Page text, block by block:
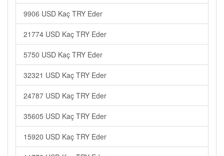
9906 USD Kaç TRY Eder
21774 USD Kaç TRY Eder
5750 USD Kaç TRY Eder
32321 USD Kaç TRY Eder
24787 USD Kaç TRY Eder
35605 USD Kaç TRY Eder
15920 USD Kaç TRY Eder